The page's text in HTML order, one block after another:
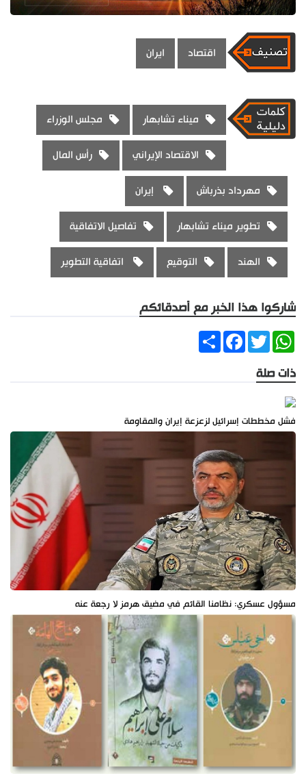
اقتصاد ايران
ميناء تشابهار مجلس الوزراء
الاقتصاد الإيراني رأس المال
مهرداد بذرباش إيران
تطوير ميناء تشابهار تفاصيل الاتفاقية
الهند التوقيع اتفاقية التطوير
شاركوا هذا الخبر مع أصدقائكم
ShareFacebookTwitter
WhatsApp
ذات صلة
فشل مخططات إسرائيل لزعزعة إيران والمقاومة
مسؤول عسكري: نظامنا القائم في مضيق هرمز لا رجعة عنه